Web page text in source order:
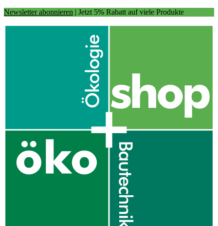
Newsletter abonnieren | Jetzt 5% Rabatt auf viele Produkte